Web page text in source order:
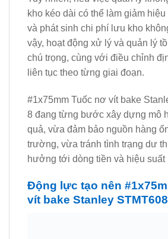
kho kéo dài có thể làm giảm
và phát sinh chi phí lưu kho
vậy, hoạt động xử lý và quản lý
chú trọng, cùng với điều chỉnh
liên tục theo từng giai đoạn.
#1x75mm Tuốc nơ vít bake
8 đang từng bước xây dựng mô
quả, vừa đảm bảo nguồn hàng
trường, vừa tránh tình trạng dư
hưởng tới dòng tiền và hiệu suất
Động lực tạo nên
vít bake Stanley